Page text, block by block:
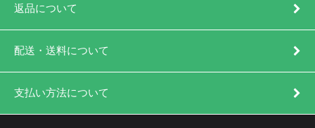
返品について
配送・送料について
支払い方法について